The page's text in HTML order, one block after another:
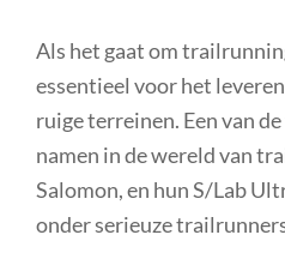
Als het gaat om
essentieel voor het
ruige terreinen. Een van
namen in de wereld van
Salomon, en hun S/Lab
onder serieuze